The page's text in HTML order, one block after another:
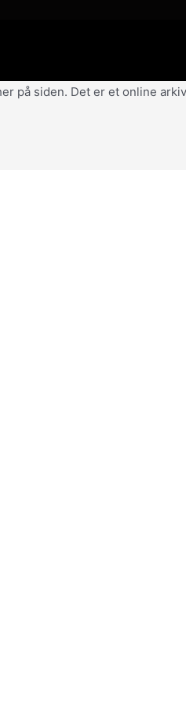
på siden. Det er et online